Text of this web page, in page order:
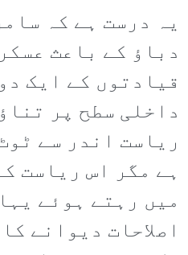
یہ درست ہے کہ
دباؤ کے باعث
قیادتوں کے ایک
داخلی سطح پر
ریاست اندر سے
ہے مگر اس ریاست
میں رہتے ہوئے
اصلاحات دیوانے